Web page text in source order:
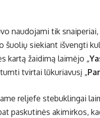
naudojami tik
šuolių siekiant išvengti
kartą žaidimą laimėjo „
tvirtai lūkuriavusį „
reljefe stebuklingai
paskutinės akimirkos,